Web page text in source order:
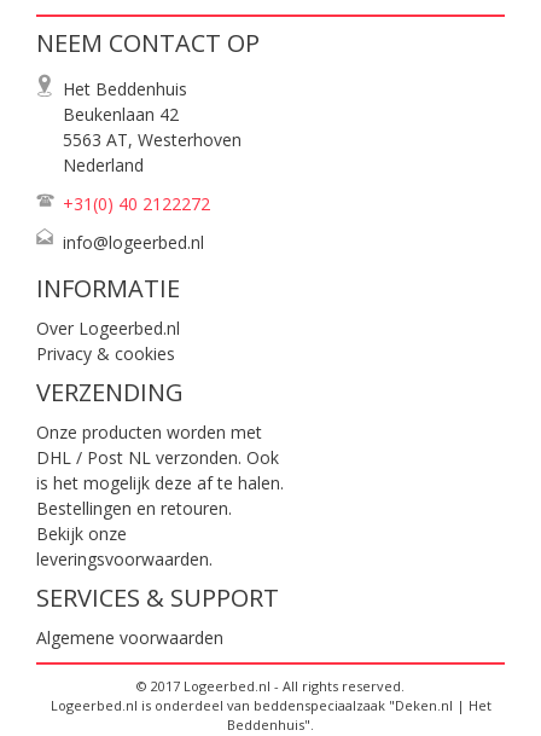
NEEM CONTACT OP
Het Beddenhuis
Beukenlaan 42
5563 AT, Westerhoven
Nederland
+31(0) 40 2122272
info@logeerbed.nl
INFORMATIE
Over Logeerbed.nl
Privacy & cookies
VERZENDING
Onze producten worden met
DHL / Post NL verzonden. Ook
is het mogelijk deze af te halen.
Bestellingen en retouren.
Bekijk onze
leveringsvoorwaarden.
SERVICES & SUPPORT
Algemene voorwaarden
© 2017 Logeerbed.nl - All rights reserved.
Logeerbed.nl is onderdeel van beddenspeciaalzaak "Deken.nl | Het
Beddenhuis".